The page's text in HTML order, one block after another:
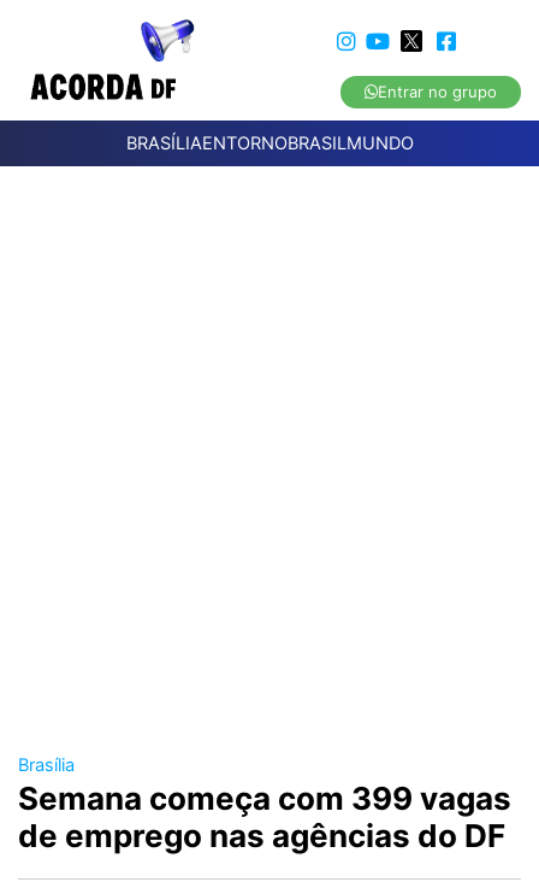
Entrar no grupo
BRASÍLIAENTORNOBRASILMUNDO
Brasília
Semana começa com 399 vagas
de emprego nas agências do DF